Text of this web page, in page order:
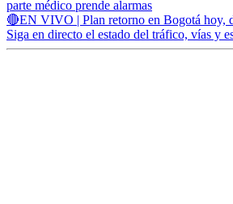
parte médico prende alarmas
🔴EN VIVO | Plan retorno en Bogotá hoy,
Siga en directo el estado del tráfico, vías y